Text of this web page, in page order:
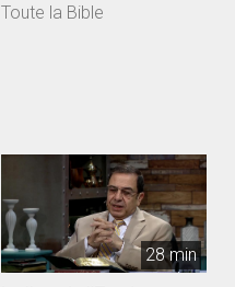
Toute la Bible
28 min